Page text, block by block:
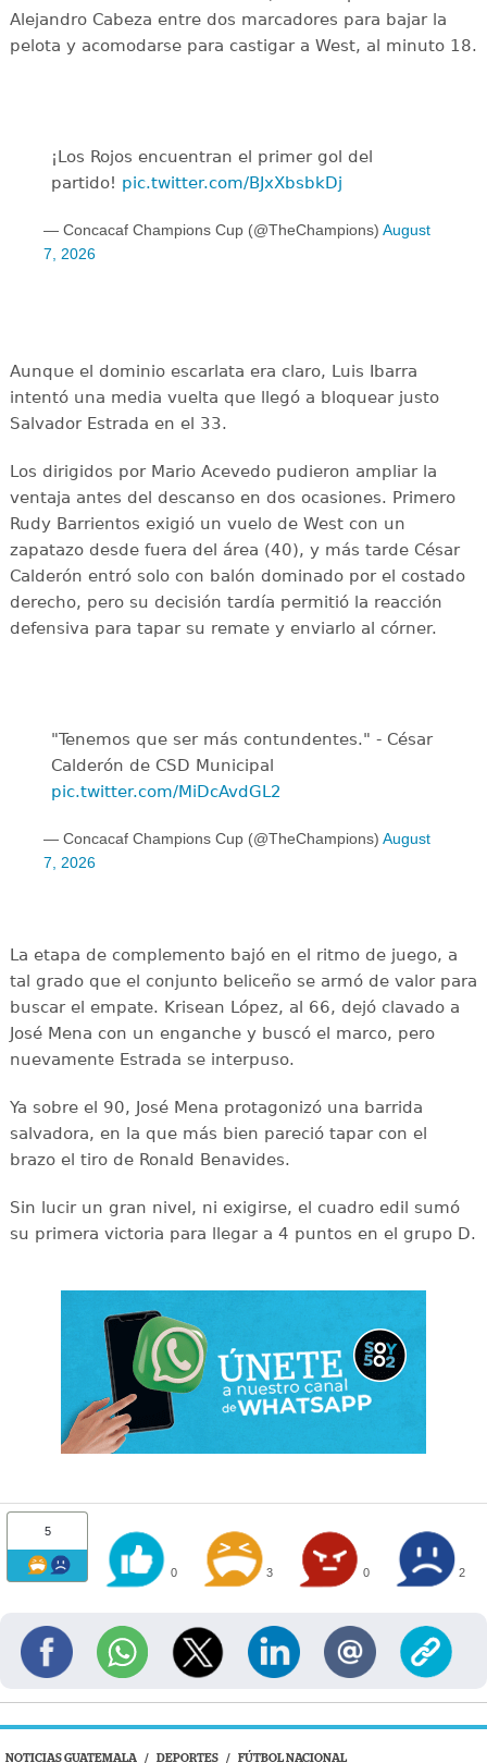
Alejandro Cabeza entre dos marcadores para bajar la
pelota y acomodarse para castigar a West, al minuto 18.
¡Los Rojos encuentran el primer gol del
partido! pic.twitter.com/BJxXbsbkDj
— Concacaf Champions Cup (@TheChampions) August
7, 2026
Aunque el dominio escarlata era claro, Luis Ibarra
intentó una media vuelta que llegó a bloquear justo
Salvador Estrada en el 33.
Los dirigidos por Mario Acevedo pudieron ampliar la
ventaja antes del descanso en dos ocasiones. Primero
Rudy Barrientos exigió un vuelo de West con un
zapatazo desde fuera del área (40), y más tarde César
Calderón entró solo con balón dominado por el costado
derecho, pero su decisión tardía permitió la reacción
defensiva para tapar su remate y enviarlo al córner.
"Tenemos que ser más contundentes." - César
Calderón de CSD Municipal ️
pic.twitter.com/MiDcAvdGL2
— Concacaf Champions Cup (@TheChampions) August
7, 2026
La etapa de complemento bajó en el ritmo de juego, a
tal grado que el conjunto beliceño se armó de valor para
buscar el empate. Krisean López, al 66, dejó clavado a
José Mena con un enganche y buscó el marco, pero
nuevamente Estrada se interpuso.
Ya sobre el 90, José Mena protagonizó una barrida
salvadora, en la que más bien pareció tapar con el
brazo el tiro de Ronald Benavides.
Sin lucir un gran nivel, ni exigirse, el cuadro edil sumó
su primera victoria para llegar a 4 puntos en el grupo D.
5
0 3 0 2
NOTICIAS GUATEMALA / DEPORTES / FÚTBOL NACIONAL